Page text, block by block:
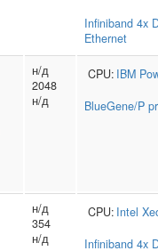
Infiniband 4x
Ethernet
н/д
2048
н/д
CPU: IBM
BlueGene/P
н/д
354
н/д
CPU: Intel
Infiniband 4x